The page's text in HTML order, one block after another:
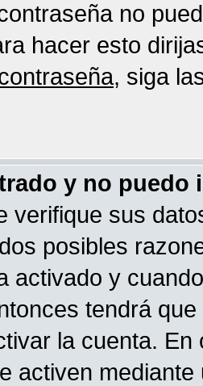
no
hacer esto
, siga
y no puedo
verifique sus
posibles
activado y
tendrá
la cuenta.
activen